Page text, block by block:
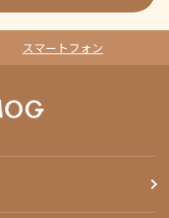
スマートフォン